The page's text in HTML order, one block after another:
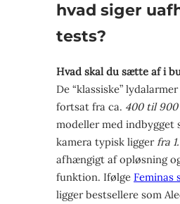
hvad siger
tests?
Hvad skal du sætte af i
De “klassiske”
fortsat fra ca. 400 til 900
modeller med indbygget
kamera typisk ligger fra
afhængigt af opløsning
funktion. Ifølge Feminas
ligger bestsellere som